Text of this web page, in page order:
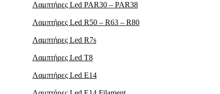
Λαμπτήρες Led PAR30 – PAR38
Λαμπτήρες Led R50 – R63 – R80
Λαμπτήρες Led R7s
Λαμπτήρες Led T8
Λαμπτήρες Led Ε14